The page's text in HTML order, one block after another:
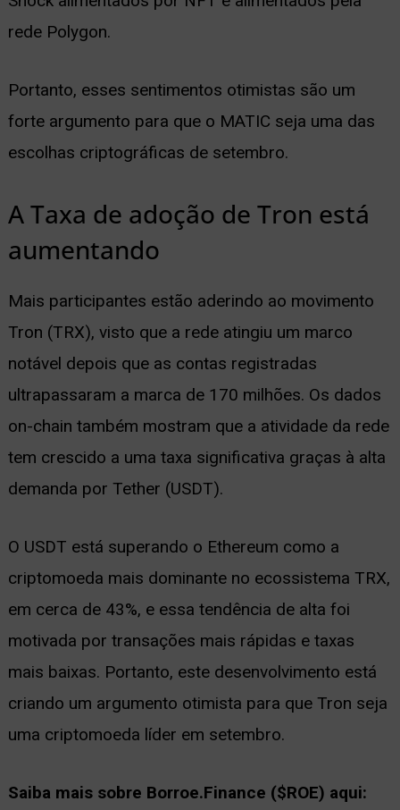
rede Polygon.
Portanto, esses sentimentos otimistas são um
forte argumento para que o MATIC seja uma das
escolhas criptográficas de setembro.
A Taxa de adoção de Tron está
aumentando
Mais participantes estão aderindo ao movimento
Tron (TRX), visto que a rede atingiu um marco
notável depois que as contas registradas
ultrapassaram a marca de 170 milhões. Os dados
on-chain também mostram que a atividade da rede
tem crescido a uma taxa significativa graças à alta
demanda por Tether (USDT).
O USDT está superando o Ethereum como a
criptomoeda mais dominante no ecossistema TRX,
em cerca de 43%, e essa tendência de alta foi
motivada por transações mais rápidas e taxas
mais baixas. Portanto, este desenvolvimento está
criando um argumento otimista para que Tron seja
uma criptomoeda líder em setembro.
Saiba mais sobre Borroe.Finance ($ROE) aqui: